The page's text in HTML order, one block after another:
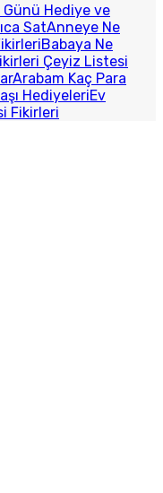
Günü Hediye ve
SatAnneye Ne
Babaya Ne
Çeyiz Listesi
Arabam Kaç Para
HediyeleriEv
Fikirleri